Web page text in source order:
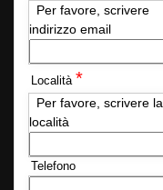
Per favore, scrivere
indirizzo email
Località *
Per favore, scrivere la
località
Telefono